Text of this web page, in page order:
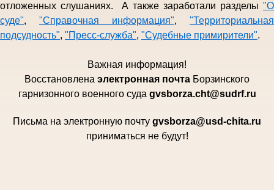
отложенных слушаниях. А также заработали разделы "О
суде", "Справочная информация", "Территориальная
подсудность", "Пресс-служба", "Судебные примирители".
Важная информация!
Восстановлена электронная почта Борзинского
гарнизонного военного суда gvsborza.cht@sudrf.ru
Письма на электронную почту gvsborza@usd-chita.ru
приниматься не будут!